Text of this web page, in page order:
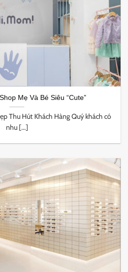
Mẹ Và Bé Siêu “Cute”
Thu Hút Khách Hàng Quý khách có
nhu [...]